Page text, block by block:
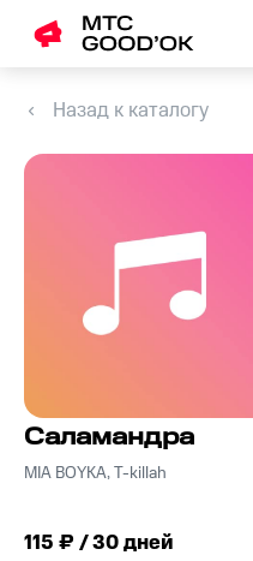
Назад к каталогу
Саламандра
MIA BOYKA, T-killah
115 ₽ / 30 дней